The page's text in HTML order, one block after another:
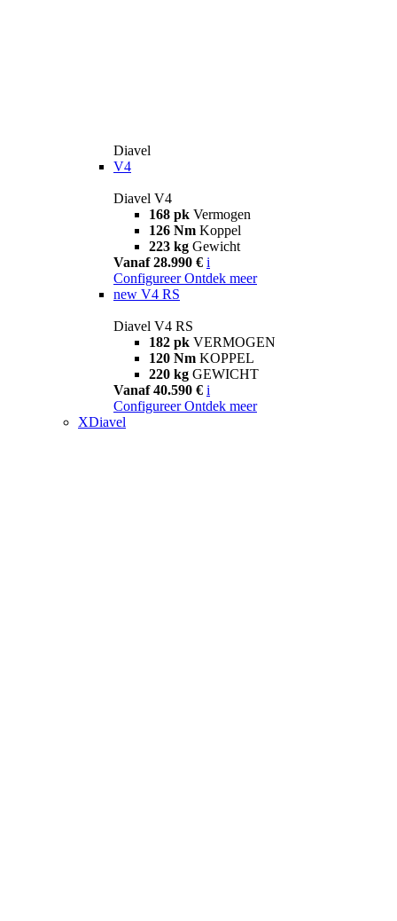
Diavel
V4
Diavel V4
168 pk Vermogen
126 Nm Koppel
223 kg Gewicht
Vanaf 28.990 € i
Configureer Ontdek meer
new V4 RS
Diavel V4 RS
182 pk VERMOGEN
120 Nm KOPPEL
220 kg GEWICHT
Vanaf 40.590 € i
Configureer Ontdek meer
XDiavel